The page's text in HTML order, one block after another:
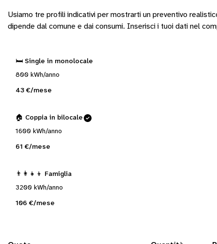
Usiamo tre profili indicativi per mostrarti un preventivo
dipende dal comune e dai consumi. Inserisci i tuoi dati nel
🛏️ Single in monolocale
800 kWh/anno
43 €/mese
🏠 Coppia in bilocale
1600 kWh/anno
61 €/mese
👨‍👩‍👧‍👦 Famiglia
3200 kWh/anno
106 €/mese